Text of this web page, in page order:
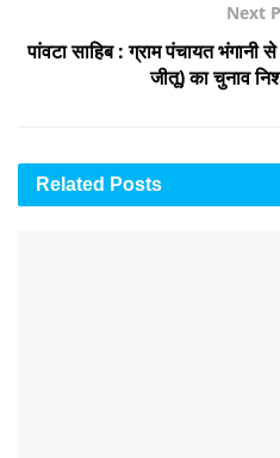
Next
पांवटा साहिब : ग्राम पंचायत भंगानी
जीतू) का चुनाव
Related Posts